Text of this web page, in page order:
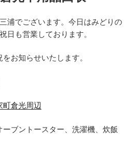
浦でございます。今日はみどりの
日も営業しております。
お知らせいたします。
町倉光周辺
ブントースター、洗濯機、炊飯